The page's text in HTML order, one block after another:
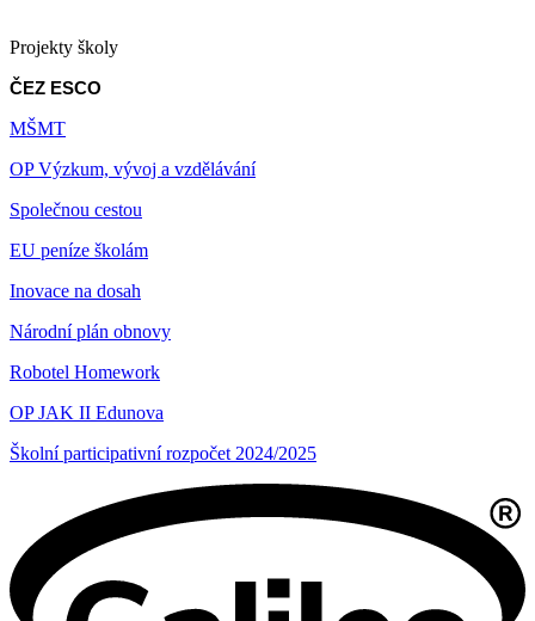
Projekty školy
ČEZ ESCO
MŠMT
OP Výzkum, vývoj a vzdělávání
Společnou cestou
EU peníze školám
Inovace na dosah
Národní plán obnovy
Robotel Homework
OP JAK II Edunova
Školní participativní rozpočet 2024/2025